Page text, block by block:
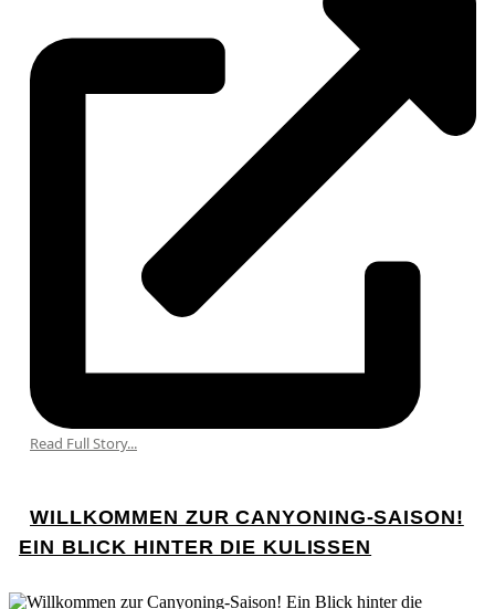
Read Full Story...
WILLKOMMEN ZUR CANYONING-SAISON!
EIN BLICK HINTER DIE KULISSEN